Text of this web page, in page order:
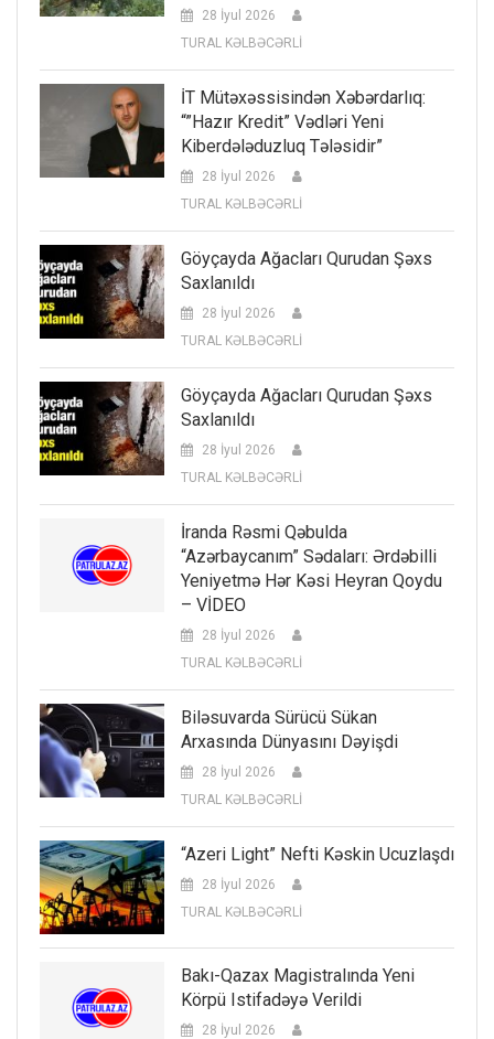
28 İyul 2026
TURAL KƏLBƏCƏRLİ
İT Mütəxəssisindən Xəbərdarlıq:
“”Hazır Kredit” Vədləri Yeni
Kiberdələduzluq Tələsidir”
28 İyul 2026
TURAL KƏLBƏCƏRLİ
Göyçayda Ağacları Qurudan Şəxs
Saxlanıldı
28 İyul 2026
TURAL KƏLBƏCƏRLİ
Göyçayda Ağacları Qurudan Şəxs
Saxlanıldı
28 İyul 2026
TURAL KƏLBƏCƏRLİ
İranda Rəsmi Qəbulda
“Azərbaycanım” Sədaları: Ərdəbilli
Yeniyetmə Hər Kəsi Heyran Qoydu
– VİDEO
28 İyul 2026
TURAL KƏLBƏCƏRLİ
Biləsuvarda Sürücü Sükan
Arxasında Dünyasını Dəyişdi
28 İyul 2026
TURAL KƏLBƏCƏRLİ
“Azeri Light” Nefti Kəskin Ucuzlaşdı
28 İyul 2026
TURAL KƏLBƏCƏRLİ
Bakı-Qazax Magistralında Yeni
Körpü Istifadəyə Verildi
28 İyul 2026